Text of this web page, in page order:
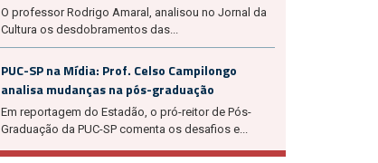
O professor Rodrigo Amaral, analisou no Jornal da
Cultura os desdobramentos das...
PUC-SP na Mídia: Prof. Celso Campilongo
analisa mudanças na pós-graduação
Em reportagem do Estadão, o pró-reitor de Pós-
Graduação da PUC-SP comenta os desafios e...